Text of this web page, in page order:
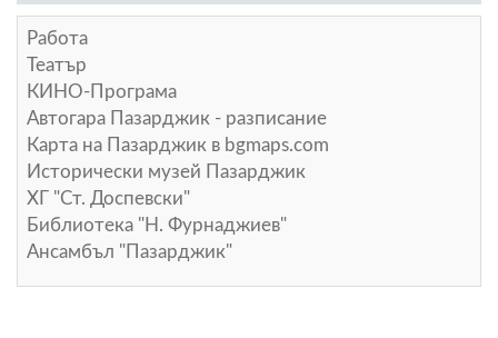
Работа
Театър
КИНО-Програма
Автогара Пазарджик - разписание
Карта на Пазарджик в bgmaps.com
Исторически музей Пазарджик
ХГ "Ст. Доспевски"
Библиотека "Н. Фурнаджиев"
Ансамбъл "Пазарджик"